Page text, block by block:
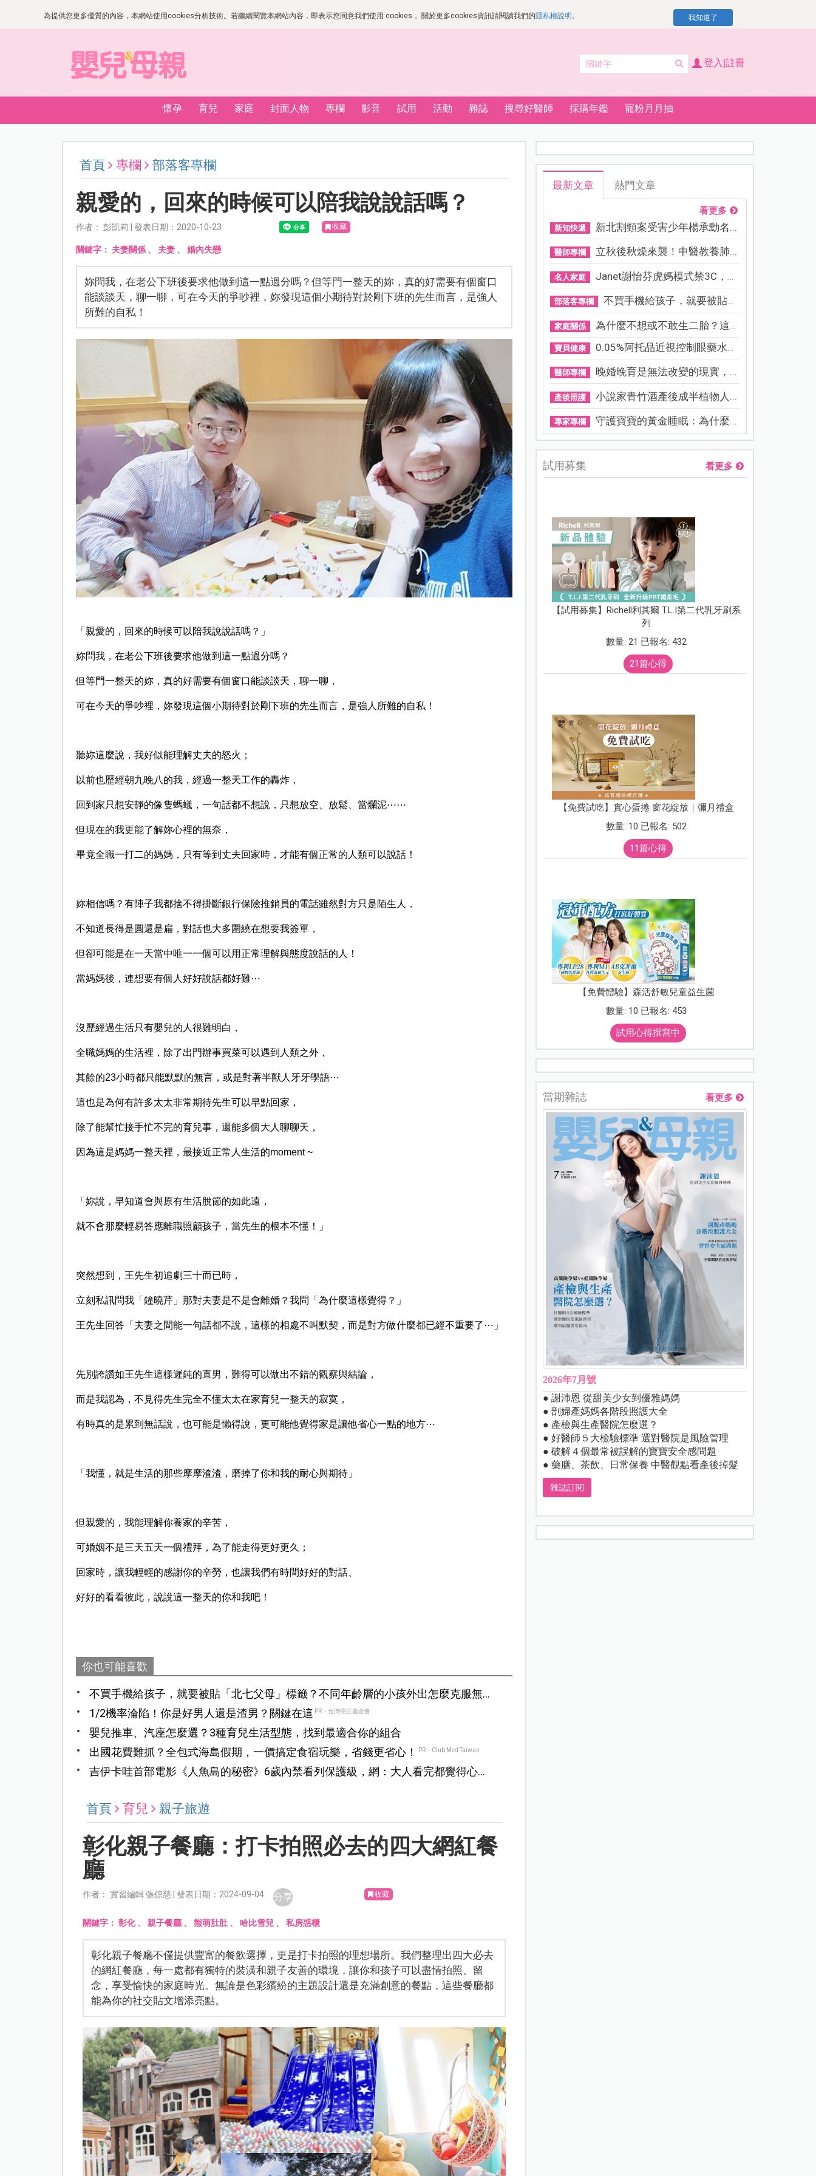
為提供您更多優質的內容，本網站使用cookies分析技術。若繼續閱覽本網站內容，即表示您同意我們使用 cookies， 關於更多cookies資訊請閱讀我們的隱私權說明 。 我知道了
登入|註冊
懷孕 育兒 家庭 封面人物 專欄 影音 試用 活動 雜誌 搜尋好醫師 採購年鑑 寵粉月月抽
首頁 專欄 部落客專欄
親愛的，回來的時候可以陪我說說話嗎？
作者： 彭凱莉 | 發表日期：2020-10-23 收藏
關鍵字： 夫妻關係、 夫妻、 婚內失戀
妳問我，在老公下班後要求他做到這一點過分嗎？但等門一整天的妳，真的好需要有個窗口
能談談天，聊一聊，可在今天的爭吵裡，妳發現這個小期待對於剛下班的先生而言，是強人
所難的自私！
「親愛的，回來的時候可以陪我說說話嗎？」
妳問我，在老公下班後要求他做到這一點過分嗎？
但等門一整天的妳，真的好需要有個窗口能談談天，聊一聊，
可在今天的爭吵裡，妳發現這個小期待對於剛下班的先生而言，是強人所難的自私！
聽妳這麼說，我好似能理解丈夫的怒火；
以前也歷經朝九晚八的我，經過一整天工作的轟炸，
回到家只想安靜的像隻螞蟻，一句話都不想說，只想放空、放鬆、當爛泥⋯⋯
但現在的我更能了解妳心裡的無奈，
畢竟全職一打二的媽媽，只有等到丈夫回家時，才能有個正常的人類可以說話！
妳相信嗎？有陣子我都捨不得掛斷銀行保險推銷員的電話雖然對方只是陌生人，
不知道長得是圓還是扁，對話也大多圍繞在想要我簽單，
但卻可能是在一天當中唯一一個可以用正常理解與態度說話的人！
當媽媽後，連想要有個人好好說話都好難⋯
沒歷經過生活只有嬰兒的人很難明白，
全職媽媽的生活裡，除了出門辦事買菜可以遇到人類之外，
其餘的23小時都只能默默的無言，或是對著半獸人牙牙學語⋯
這也是為何有許多太太非常期待先生可以早點回家，
除了能幫忙接手忙不完的育兒事，還能多個大人聊聊天，
因為這是媽媽一整天裡，最接近正常人生活的moment ~
「妳說，早知道會與原有生活脫節的如此遠，
就不會那麼輕易答應離職照顧孩子，當先生的根本不懂！」
突然想到，王先生初追劇三十而已時，
立刻私訊問我「鐘曉芹」那對夫妻是不是會離婚？我問「為什麼這樣覺得？」
王先生回答「夫妻之間能一句話都不說，這樣的相處不叫默契，而是對方做什麼都已經不重要了⋯」
先別誇讚如王先生這樣遲鈍的直男，難得可以做出不錯的觀察與結論，
而是我認為，不見得先生完全不懂太太在家育兒一整天的寂寞，
有時真的是累到無話說，也可能是懶得說，更可能他覺得家是讓他省心一點的地方⋯
「我懂，就是生活的那些摩摩渣渣，磨掉了你和我的耐心與期待」
但親愛的，我能理解你養家的辛苦，
可婚姻不是三天五天一個禮拜，為了能走得更好更久；
回家時，讓我輕輕的感謝你的辛勞，也讓我們有時間好好的對話、
好好的看看彼此，說說這一整天的你和我吧！
你也可能喜歡
不買手機給孩子，就要被貼「北七父母」標籤？不同年齡層的小孩外出怎麼克服無
聊？
1/2機率淪陷！你是好男人還是渣男？關鍵在這 PR・台灣癌症基金會
嬰兒推車、汽座怎麼選？3種育兒生活型態，找到最適合你的組合
出國花費難抓？全包式海島假期，一價搞定食宿玩樂，省錢更省心！
PR・Club Med Taiwan
吉伊卡哇首部電影《人魚島的秘密》6歲內禁看列保護級，網：大人看完都覺得心靈
首頁 育兒 親子旅遊
彰化親子餐廳：打卡拍照必去的四大網紅餐
廳
作者： 實習編輯 張倞慈 | 發表日期：2024-09-04 分享 收藏
關鍵字：彰化、親子餐廳、熊萌肚肚 、哈比雪兒 、私房惑櫃
彰化親子餐廳不僅提供豐富的餐飲選擇，更是打卡拍照的理想場所。我們整理出四大必去
的網紅餐廳，每一處都有獨特的裝潢和親子友善的環境，讓你和孩子可以盡情拍照、留
念，享受愉快的家庭時光。無論是色彩繽紛的主題設計還是充滿創意的餐點，這些餐廳都
能為你的社交貼文增添亮點。
最新文章 熱門文章
看更多
新知快遞 新北割頸案受害少年楊承勳名...
醫師專欄 立秋後秋燥來襲！中醫教養肺...
名人家庭 Janet謝怡芬虎媽模式禁3C，看...
部落客專欄 不買手機給孩子，就要被貼「...
家庭關係 為什麼不想或不敢生二胎？這8...
寶貝健康 0.05%阿托品近視控制眼藥水納...
醫師專欄 晚婚晚育是無法改變的現實，...
產後照護 小說家青竹酒產後成半植物人...
專家專欄 守護寶寶的黃金睡眠：為什麼...
試用募集 看更多
【試用募集】Richell利其爾 T.L.I第二代乳牙刷系
列
數量: 21 已報名: 432
21篇心得
【免費試吃】實心蛋捲 窗花綻放｜彌月禮盒
數量: 10 已報名: 502
11篇心得
【免費體驗】森活舒敏兒童益生菌
數量: 10 已報名: 453
試用心得撰寫中
當期雜誌 看更多
2026年7月號
● 謝沛恩 從甜美少女到優雅媽媽
● 剖婦產媽媽各階段照護大全
● 產檢與生產醫院怎麼選？
● 好醫師５大檢驗標準 選對醫院是風險管理
● 破解４個最常被誤解的寶寶安全感問題
● 藥膳、茶飲、日常保養 中醫觀點看產後掉髮
雜誌訂閱